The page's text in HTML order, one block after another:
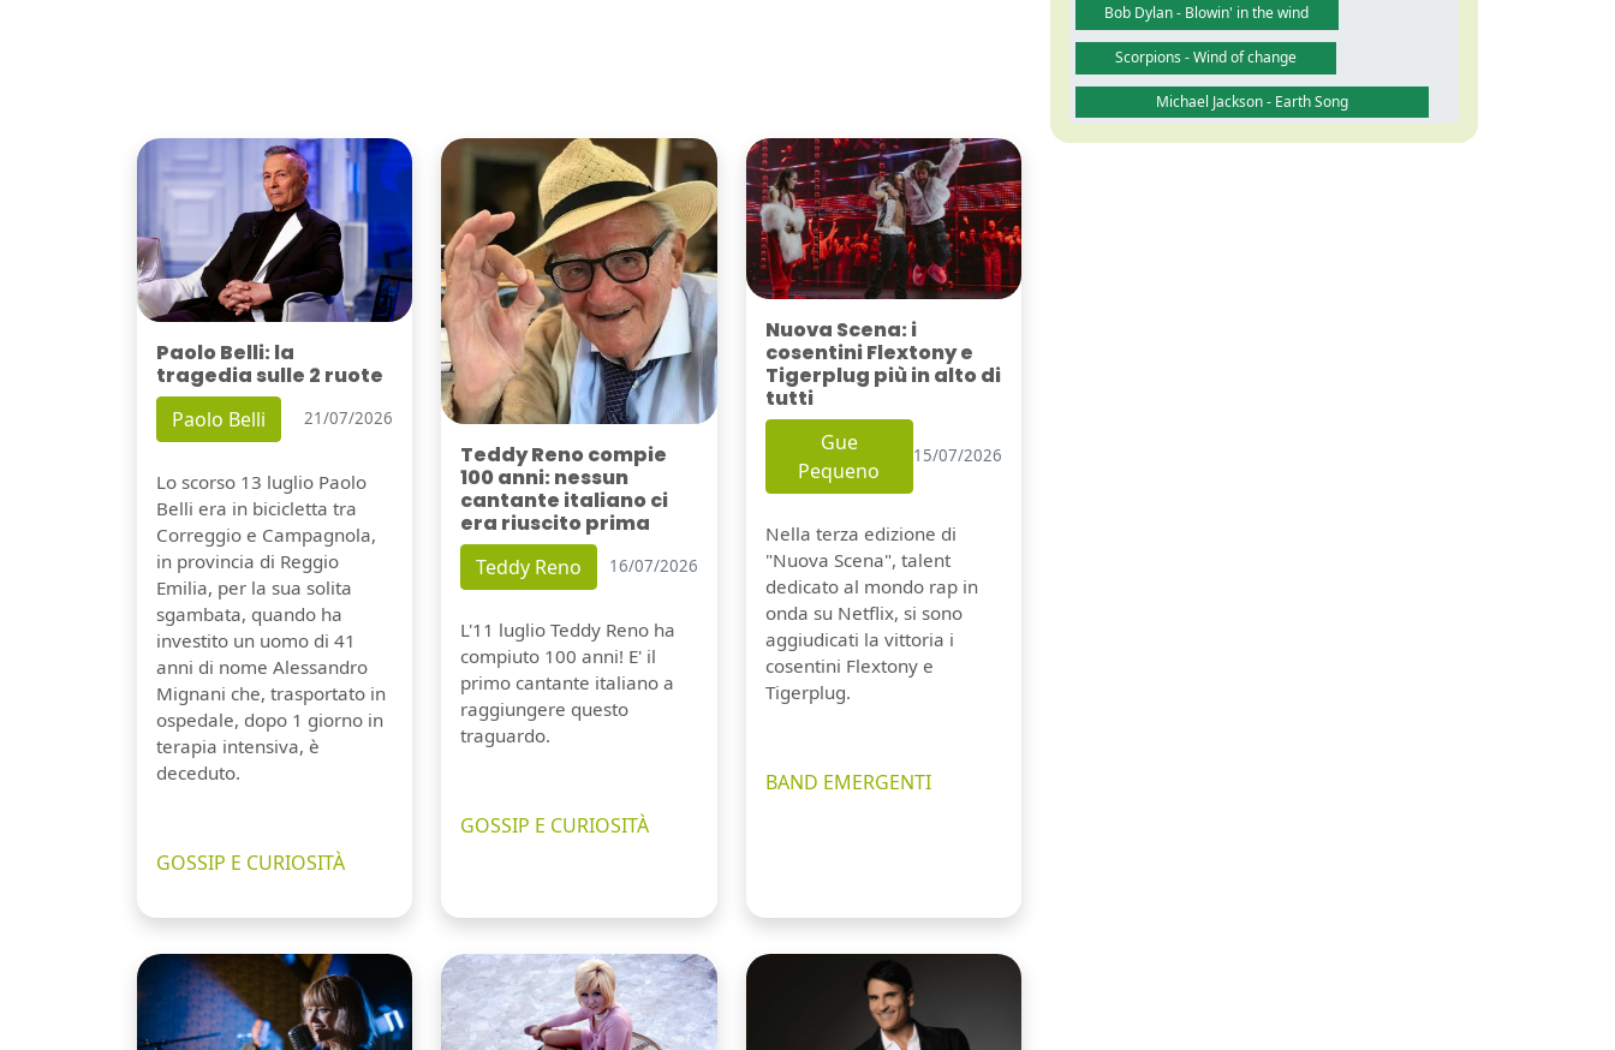
Paolo Belli: la
tragedia sulle 2 ruote
Paolo Belli 21/07/2026
Lo scorso 13 luglio Paolo
Belli era in bicicletta tra
Correggio e Campagnola,
in provincia di Reggio
Emilia, per la sua solita
sgambata, quando ha
investito un uomo di 41
anni di nome Alessandro
Mignani che, trasportato in
ospedale, dopo 1 giorno in
terapia intensiva, è
deceduto.
GOSSIP E CURIOSITÀ
Teddy Reno compie
100 anni: nessun
cantante italiano ci
era riuscito prima
Teddy Reno 16/07/2026
L'11 luglio Teddy Reno ha
compiuto 100 anni! E' il
primo cantante italiano a
raggiungere questo
traguardo.
GOSSIP E CURIOSITÀ
Nuova Scena: i
cosentini Flextony e
Tigerplug più in alto di
tutti
Gue
Pequeno
15/07/2026
Nella terza edizione di
"Nuova Scena", talent
dedicato al mondo rap in
onda su Netflix, si sono
aggiudicati la vittoria i
cosentini Flextony e
Tigerplug.
BAND EMERGENTI
Bob Dylan - Blowin' in the wind
Scorpions - Wind of change
Michael Jackson - Earth Song